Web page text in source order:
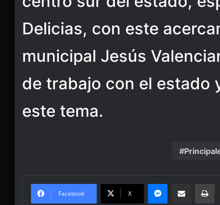
Delicias, con este
municipal Jesús
de trabajo con el estado
este tema.
Facebook X
Messenger
Share via Email